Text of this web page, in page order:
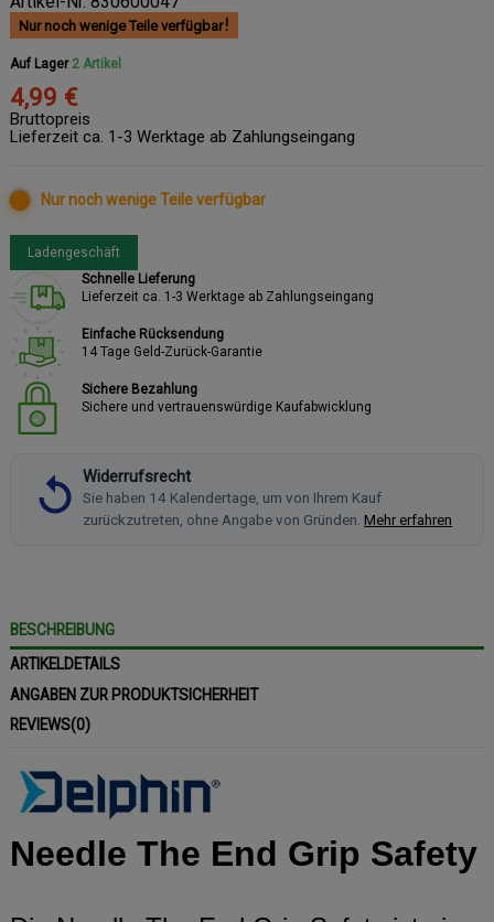
Nur noch wenige Teile verfügbar
Auf Lager 2 Artikel
4,99 €
Bruttopreis
Lieferzeit ca. 1-3 Werktage ab Zahlungseingang
Nur noch wenige Teile verfügbar
Ladengeschäft
Schnelle Lieferung
Lieferzeit ca. 1-3 Werktage ab Zahlungseingang
Einfache Rücksendung
14 Tage Geld-Zurück-Garantie
Sichere Bezahlung
Sichere und vertrauenswürdige Kaufabwicklung
Widerrufsrecht
Sie haben 14 Kalendertage, um von Ihrem Kauf
zurückzutreten, ohne Angabe von Gründen. Mehr erfahren
BESCHREIBUNG
ARTIKELDETAILS
ANGABEN ZUR PRODUKTSICHERHEIT
REVIEWS(0)
Needle The End Grip Safety